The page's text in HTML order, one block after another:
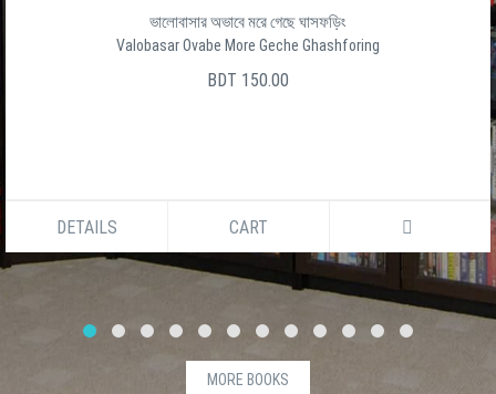
ভালোবাসার অভাবে মরে গেছে ঘাসফড়িং
Valobasar Ovabe More Geche Ghashforing
BDT 150.00
DETAILS CART
MORE BOOKS